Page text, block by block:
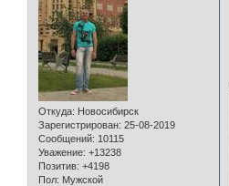
Откуда: Новосибирск
Зарегистрирован: 25-08-2019
Сообщений: 10115
Уважение: +13238
Позитив: +4198
Пол: Мужской